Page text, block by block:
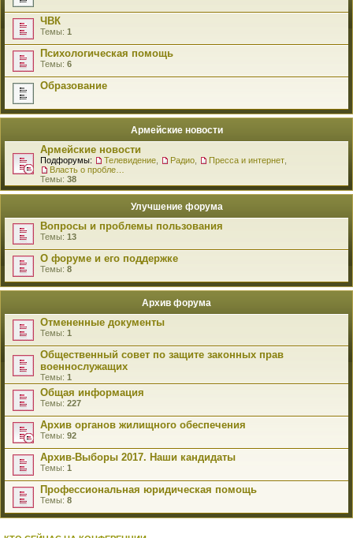
ЧВК
Темы: 1
Психологическая помощь
Темы: 6
Образование
Армейские новости
Армейские новости
Подфорумы: Телевидение Радио Пресса и интернет
Темы: 38
Улучшение форума
Вопросы и проблемы пользования
Темы: 13
О форуме и его поддержке
Темы: 8
Архив форума
Отмененные документы
Темы: 1
Общественный совет по защите законных прав
военнослужащих
Темы: 1
Общая информация
Темы: 227
Архив органов жилищного обеспечения
Темы: 92
Архив-Выборы 2017. Наши кандидаты
Темы: 1
Профессиональная юридическая помощь
Темы: 8